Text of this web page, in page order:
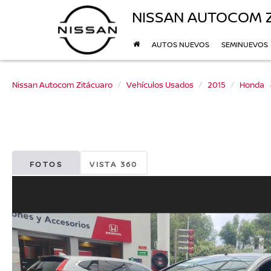
NISSAN AUTOCOM
AUTOS NUEVOS SEMINUEVOS
Nissan Autocom Zitácuaro Vehículos Usados 2015 Honda
FOTOS VISTA 360